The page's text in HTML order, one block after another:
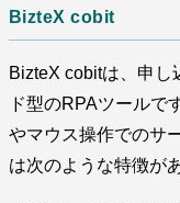
BizteX cobit
BizteX cobitは、申し
ド型のRPAツールで
やマウス操作でのサ
は次のような特徴が